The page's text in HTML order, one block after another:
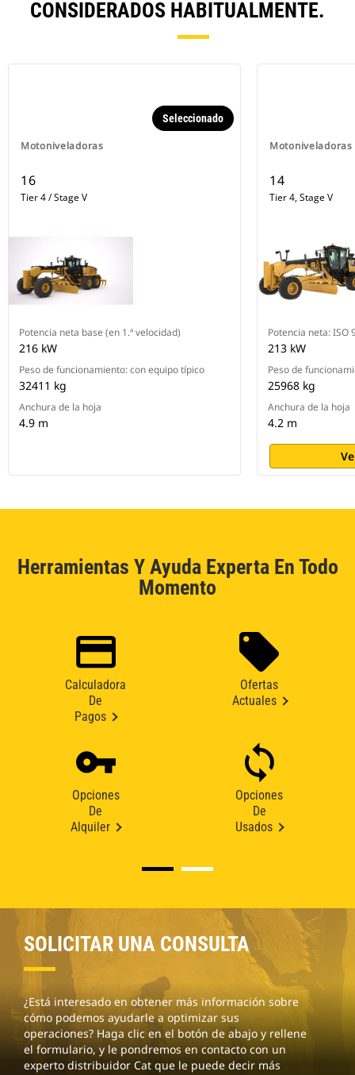
CONSIDERADOS HABITUALMENTE.
Motoniveladoras
Seleccionado
16
Tier 4 / Stage V
Potencia neta base (en 1.ª velocidad)
216 kW
Peso de funcionamiento: con equipo típico
32411 kg
Anchura de la hoja
4.9 m
Motoniveladoras
14
Tier 4, Stage V
Potencia neta: ISO
213 kW
Peso de
25968 kg
Anchura de la hoja
4.2 m
Herramientas Y Ayuda Experta En Todo
Momento
Calculadora
De
Pagos
Ofertas
Actuales
Opciones
De
Alquiler
Opciones
De
Usados
SOLICITAR UNA CONSULTA
¿Está interesado en obtener más información sobre
cómo podemos ayudarle a optimizar sus
operaciones? Haga clic en el botón de abajo y rellene
el formulario, y le pondremos en contacto con un
experto distribuidor Cat que le puede decir más